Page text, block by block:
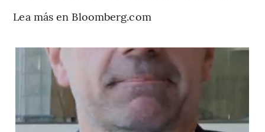
Lea más en Bloomberg.com